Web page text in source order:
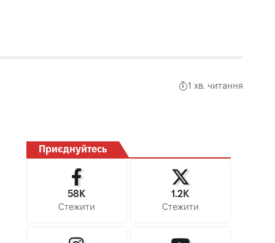
1 хв. читання
Приєднуйтесь
58K
Стежити
1.2K
Стежити